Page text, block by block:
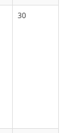
30